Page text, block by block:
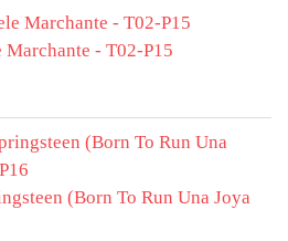
- T02-P15
(Born To Run Una Joya